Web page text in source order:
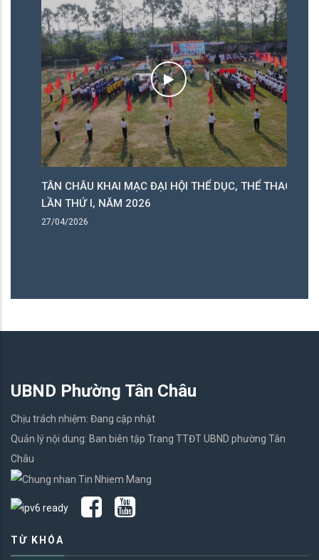
TÂN CHÂU KHAI MẠC ĐẠI HỘI THỂ DỤC, THỂ THAO
LẦN THỨ I, NĂM 2026
27/04/2026
UBND Phường Tân Châu
Chịu trách nhiệm: Đang cập nhật
Quản lý nội dung: Ban biên tập Trang TTĐT UBND phường Tân
Châu
TỪ KHÓA